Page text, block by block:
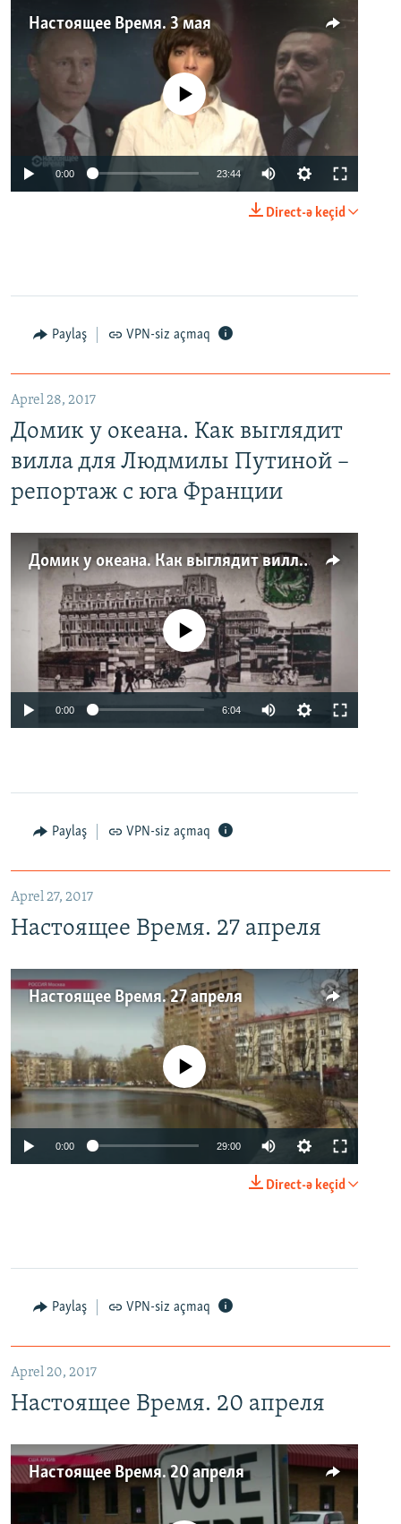
Настоящее Время. 3 мая
No media source currently available
0:00 23:44
Direct-ə keçid
Paylaş VPN-siz açmaq
Aprel 28, 2017
Домик у океана. Как выглядит
вилла для Людмилы Путиной –
репортаж с юга Франции
Домик у океана. Как выглядит вилла для Людмилы Путиной – репортаж с юга Франции
No media source currently available
0:00 6:04
Paylaş VPN-siz açmaq
Aprel 27, 2017
Настоящее Время. 27 апреля
Настоящее Время. 27 апреля
No media source currently available
0:00 29:00
Direct-ə keçid
Paylaş VPN-siz açmaq
Aprel 20, 2017
Настоящее Время. 20 апреля
Настоящее Время. 20 апреля